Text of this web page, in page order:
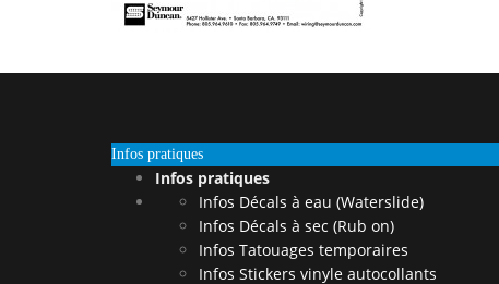
Infos pratiques
Infos pratiques
Infos Décals à eau (Waterslide)
Infos Décals à sec (Rub on)
Infos Tatouages temporaires
Infos Stickers vinyle autocollants